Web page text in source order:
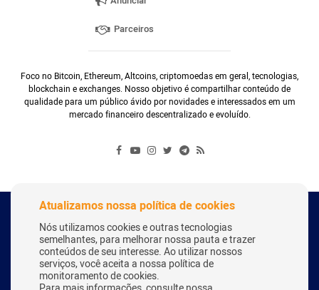
Parceiros
Foco no Bitcoin, Ethereum, Altcoins, criptomoedas em geral, tecnologias,
blockchain e exchanges. Nosso objetivo é compartilhar conteúdo de
qualidade para um público ávido por novidades e interessados em um
mercado financeiro descentralizado e evoluído.
Copyright Webitcoin 2018 - Todos os Direitos Reservados
Desenvolvido por: Herick Correa
Atualizamos nossa política de cookies
Nós utilizamos cookies e outras tecnologias
semelhantes, para melhorar nossa pauta e trazer
conteúdos de seu interesse. Ao utilizar nossos
serviços, você aceita a nossa política de
monitoramento de cookies.